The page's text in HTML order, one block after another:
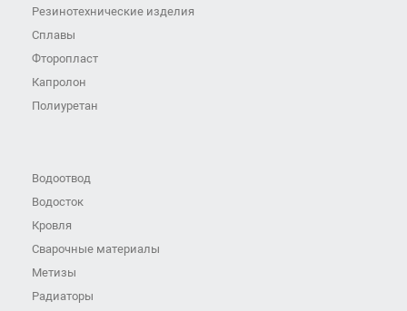
Резинотехнические изделия
Сплавы
Фторопласт
Капролон
Полиуретан
Водоотвод
Водосток
Кровля
Сварочные материалы
Метизы
Радиаторы